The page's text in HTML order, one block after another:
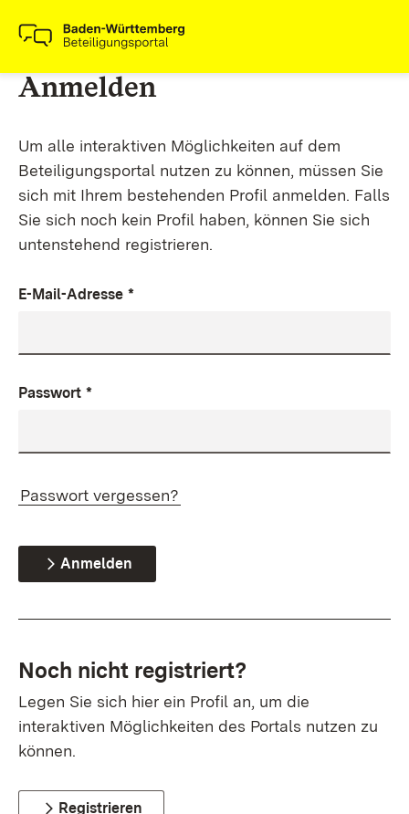
Anmelden
Um alle interaktiven Möglichkeiten auf dem
Beteiligungsportal nutzen zu können, müssen Sie
sich mit Ihrem bestehenden Profil anmelden. Falls
Sie sich noch kein Profil haben, können Sie sich
untenstehend registrieren.
E-Mail-Adresse *
Passwort *
Passwort vergessen?
Anmelden
Noch nicht registriert?
Legen Sie sich hier ein Profil an, um die
interaktiven Möglichkeiten des Portals nutzen zu
können.
Registrieren